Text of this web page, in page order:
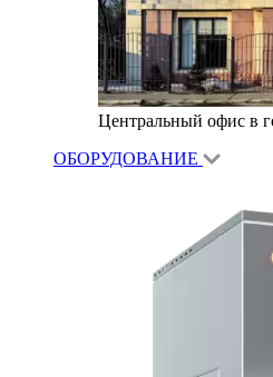
Центральный офис в
ОБОРУДОВАНИЕ